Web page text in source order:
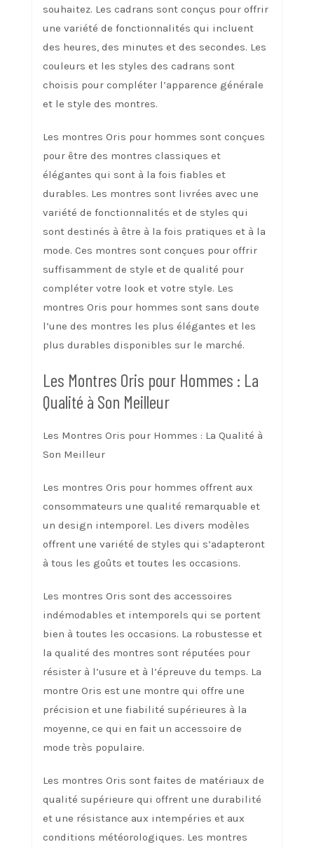
souhaitez. Les cadrans sont conçus pour offrir
une variété de fonctionnalités qui incluent
des heures, des minutes et des secondes. Les
couleurs et les styles des cadrans sont
choisis pour compléter l’apparence générale
et le style des montres.
Les montres Oris pour hommes sont conçues
pour être des montres classiques et
élégantes qui sont à la fois fiables et
durables. Les montres sont livrées avec une
variété de fonctionnalités et de styles qui
sont destinés à être à la fois pratiques et à la
mode. Ces montres sont conçues pour offrir
suffisamment de style et de qualité pour
compléter votre look et votre style. Les
montres Oris pour hommes sont sans doute
l’une des montres les plus élégantes et les
plus durables disponibles sur le marché.
Les Montres Oris pour Hommes : La
Qualité à Son Meilleur
Les Montres Oris pour Hommes : La Qualité à
Son Meilleur
Les montres Oris pour hommes offrent aux
consommateurs une qualité remarquable et
un design intemporel. Les divers modèles
offrent une variété de styles qui s’adapteront
à tous les goûts et toutes les occasions.
Les montres Oris sont des accessoires
indémodables et intemporels qui se portent
bien à toutes les occasions. La robustesse et
la qualité des montres sont réputées pour
résister à l’usure et à l’épreuve du temps. La
montre Oris est une montre qui offre une
précision et une fiabilité supérieures à la
moyenne, ce qui en fait un accessoire de
mode très populaire.
Les montres Oris sont faites de matériaux de
qualité supérieure qui offrent une durabilité
et une résistance aux intempéries et aux
conditions météorologiques. Les montres